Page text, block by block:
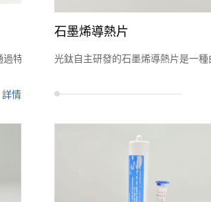
一款新型的超高導熱的介面資料，常用於解
特殊工藝製備而成具有超高導熱率的新型導
詳情
石墨烯導熱片
光鈦自主研發的石墨烯導熱片是一